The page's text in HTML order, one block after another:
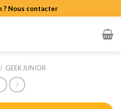
? Nous contacter
/ GEEK JUNIOR